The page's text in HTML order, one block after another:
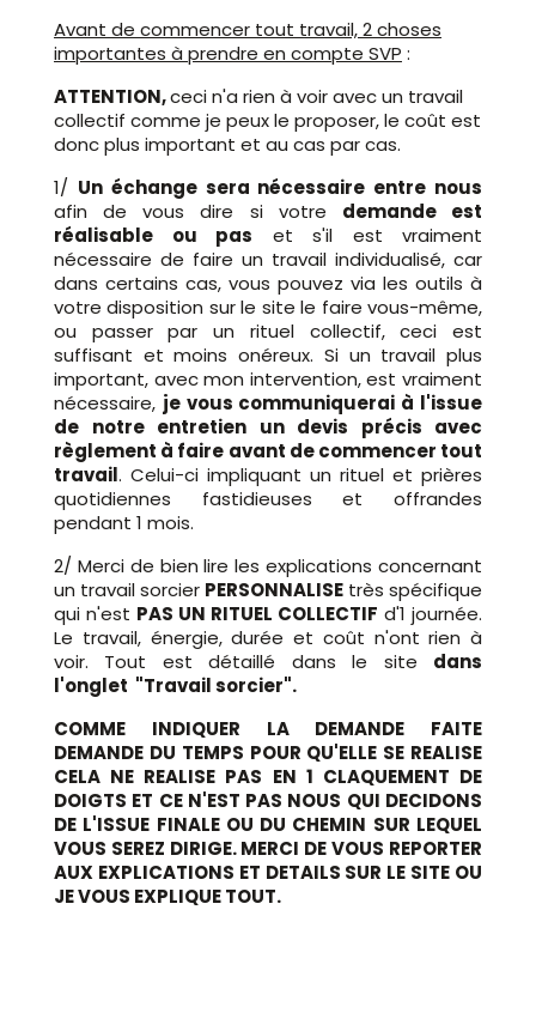
Avant de commencer tout travail, 2 choses
importantes à prendre en compte SVP :
ATTENTION,ceci n'a rien à voir avec un travail
collectif comme je peux le proposer, le coût est
donc plus important et au cas par cas.
1/ Un échange sera nécessaire entre nous
afin de vous dire si votre demande est
réalisable ou pas et s'il est vraiment
nécessaire de faire un travail individualisé, car
dans certains cas, vous pouvez via les outils à
votre disposition sur le site le faire vous-même,
ou passer par un rituel collectif, ceci est
suffisant et moins onéreux. Si un travail plus
important, avec mon intervention, est vraiment
nécessaire, je vous communiquerai à l'issue
de notre entretien un devis précis avec
règlement à faire avant de commencer tout
travail. Celui-ci impliquant un rituel et prières
quotidiennes fastidieuses et offrandes
pendant 1 mois.
2/ Merci de bien lire les explications concernant
un travail sorcier PERSONNALISE très spécifique
qui n'est PAS UN RITUEL COLLECTIF d'1 journée.
Le travail, énergie, durée et coût n'ont rien à
voir. Tout est détaillé dans le site dans
l'onglet "Travail sorcier".
COMME INDIQUER LA DEMANDE FAITE
DEMANDE DU TEMPS POUR QU'ELLE SE REALISE
CELA NE REALISE PAS EN 1 CLAQUEMENT DE
DOIGTS ET CE N'EST PAS NOUS QUI DECIDONS
DE L'ISSUE FINALE OU DU CHEMIN SUR LEQUEL
VOUS SEREZ DIRIGE. MERCI DE VOUS REPORTER
AUX EXPLICATIONS ET DETAILS SUR LE SITE OU
JE VOUS EXPLIQUE TOUT.